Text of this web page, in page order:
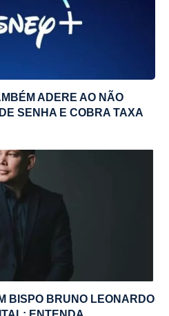
ADERE AO NÃO
SENHA E COBRA TAXA
BISPO BRUNO LEONARDO